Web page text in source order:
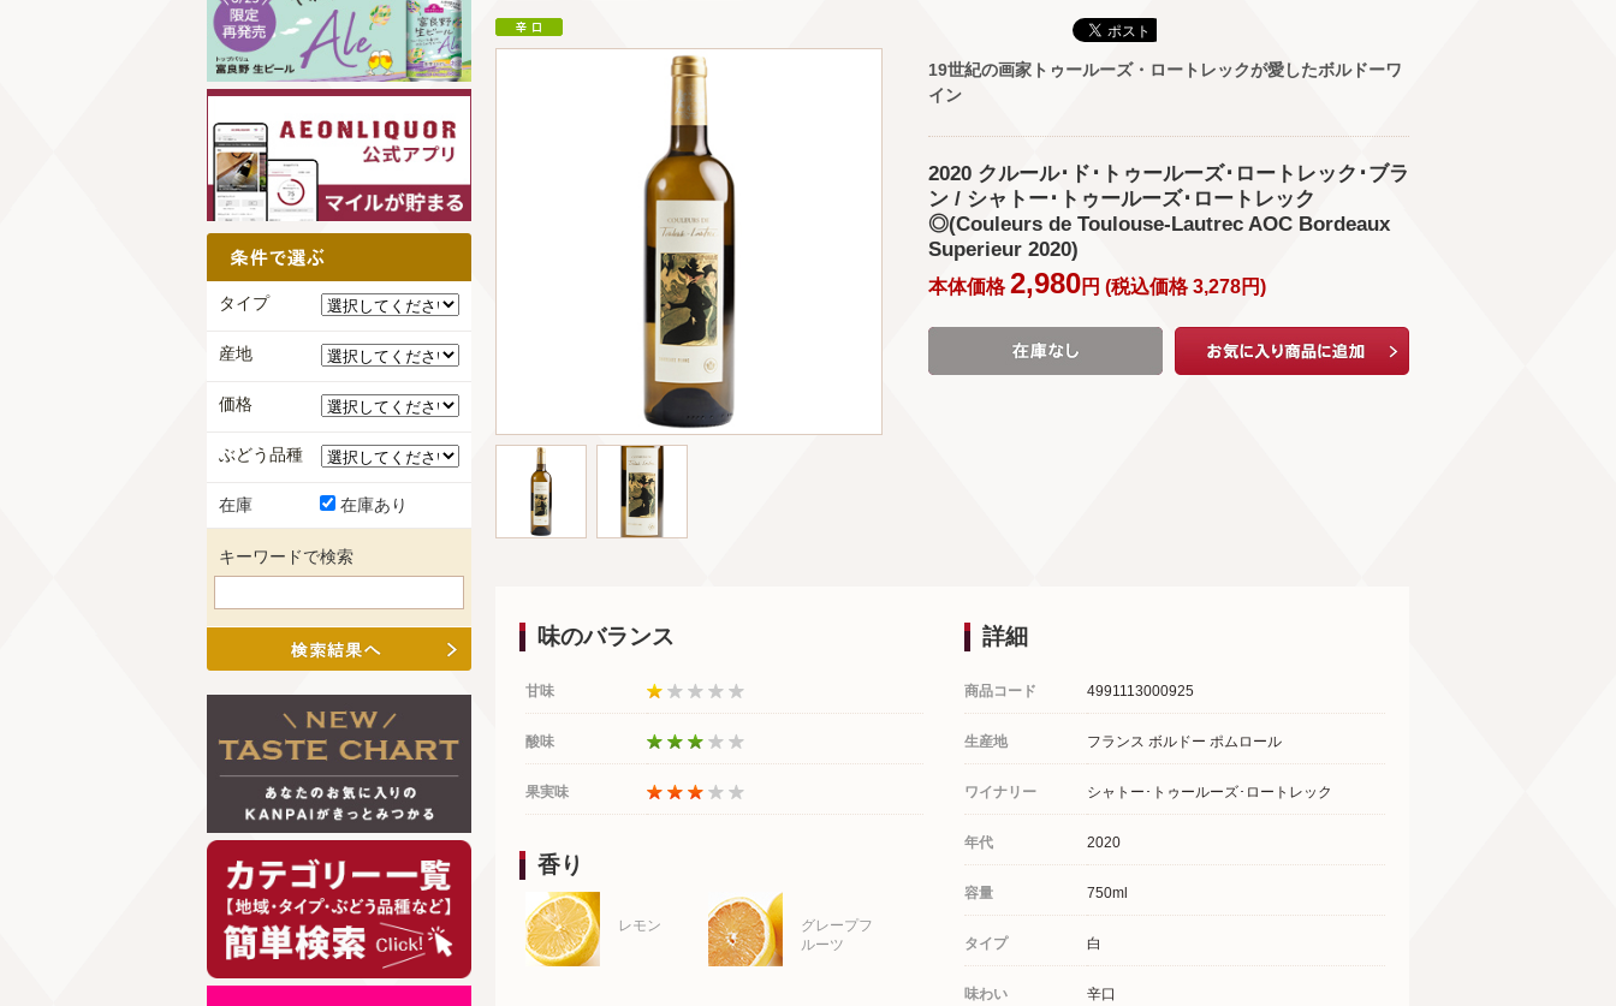
19世紀の画家トゥールーズ・ロートレックが愛したボルドーワ
イン
2020 クルール･ド･トゥールーズ･ロートレック･ブラ
ン / シャトー･トゥールーズ･ロートレック
◎(Couleurs de Toulouse-Lautrec AOC Bordeaux
Superieur 2020)
本体価格2,980円 (税込価格3,278円)
詳細
商品コード 4991113000925
生産地 フランス ボルドー ポムロール
ワイナリー シャトー･トゥールーズ･ロートレック
年代 2020
容量 750ml
タイプ 白
味わい 辛口
味のバランス
甘味
酸味
果実味
香り
レモン
グレープフ
ルーツ
タイプ
産地
価格
ぶどう品種
在庫 在庫あり
キーワードで検索